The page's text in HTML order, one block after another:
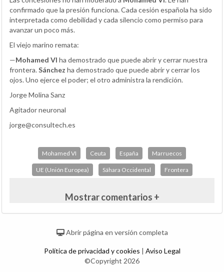
confirmado que la presión funciona. Cada cesión española ha sido
interpretada como debilidad y cada silencio como permiso para
avanzar un poco más.
El viejo marino remata:
—Mohamed VI ha demostrado que puede abrir y cerrar nuestra
frontera.Sánchez ha demostrado que puede abrir y cerrar los
ojos. Uno ejerce el poder; el otro administra la rendición.
Jorge Molina Sanz
Agitador neuronal
jorge@consultech.es
Mohamed VI Ceuta España Marruecos
UE (Unión Europea) Sáhara Occidental Frontera
Mostrar comentarios +
Abrir página en versión completa
Política de privacidad y cookies | Aviso Legal
©Copyright 2026